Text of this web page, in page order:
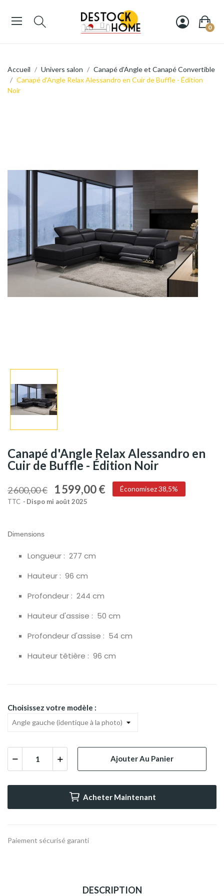
0
Accueil Univers salon
Canapé d'Angle et Canapé Convertible
Canapé d'Angle Relax Alessandro en Cuir de Buffle - Édition
Noir
Canapé d'Angle Relax Alessandro en
Cuir de Buffle - Édition Noir
2 600,00 € 1 599,00 € Économisez 38,5%
TTC Dispo mi août 2025
Dimensions
Longueur : 277 cm
Hauteur : 96 cm
Profondeur : 244 cm
Hauteur d'assise : 50 cm
Profondeur d'assise : 54 cm
Hauteur têtière : 96 cm
Choisissez votre modèle :
Ajouter Au Panier
Acheter Maintenant
Paiement sécurisé garanti
DESCRIPTION